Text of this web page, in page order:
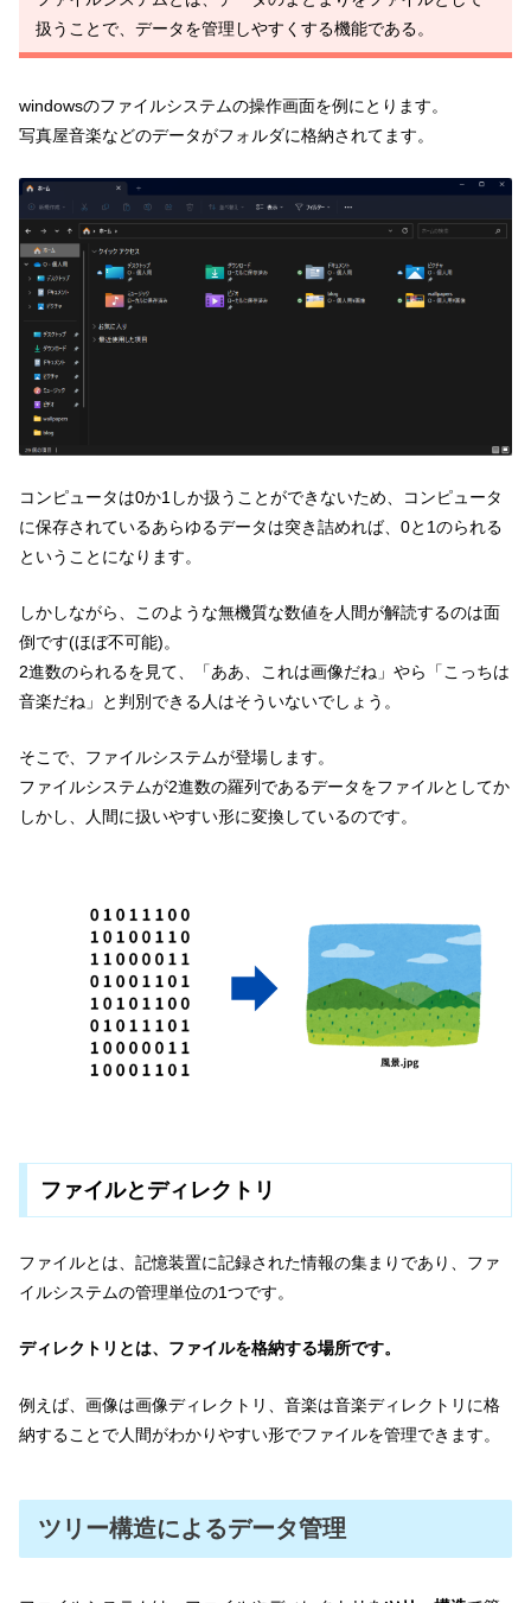
扱うことで、データを管理しやすくする機能である。
windowsのファイルシステムの操作画面を例にとります。
写真屋音楽などのデータがフォルダに格納されてます。
コンピュータは0か1しか扱うことができないため、コンピュータ
に保存されているあらゆるデータは突き詰めれば、0と1のられる
ということになります。
しかしながら、このような無機質な数値を人間が解読するのは面
倒です(ほぼ不可能)。
2進数のられるを見て、「ああ、これは画像だね」やら「こっちは
音楽だね」と判別できる人はそういないでしょう。
そこで、ファイルシステムが登場します。
ファイルシステムが2進数の羅列であるデータをファイルとしてか
しかし、人間に扱いやすい形に変換しているのです。
ファイルとディレクトリ
ファイルとは、記憶装置に記録された情報の集まりであり、ファ
イルシステムの管理単位の1つです。
ディレクトリとは、ファイルを格納する場所です。
例えば、画像は画像ディレクトリ、音楽は音楽ディレクトリに格
納することで人間がわかりやすい形でファイルを管理できます。
ツリー構造によるデータ管理